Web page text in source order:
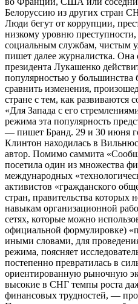
Белоруссию из других стран
Люди бегут от коррупции,
низкому уровню преступности,
социальным службам, чистым
пишет далее журналистка. Она
президента Лукашенко
популярностью у большинства
сравнить изменения,
стране с тем, как развиваются
«Для Запада с его
режима эта популярность
— пишет Бранд. 29 и 30 июня
Клинтон находилась в
автор. Помимо саммита
посетила один из множества
международных
активистов «гражданского
стран, правительства
навыкам организационной
сетях, которые можно
официальной формулировке)
иными словами, для
режима, поясняет
постепенно превратилась в
ориентированную рыночную
высокие в СНГ темпы роста
финансовых трудностей, —